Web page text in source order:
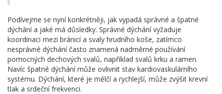
Podívejme se nyní konkrétněji, jak vypadá správné a špatné
dýchání a jaké má důsledky. Správné dýchání vyžaduje
koordinaci mezi bránicí a svaly hrudního koše, zatímco
nesprávné dýchání často znamená nadměrné používání
pomocných dechových svalů, například svalů krku a ramen.
Navíc špatné dýchání může ovlivnit stav kardiovaskulárního
systému. Dýchání, které je mělčí a rychlejší, může zvýšit krevní
tlak a srdeční frekvenci.